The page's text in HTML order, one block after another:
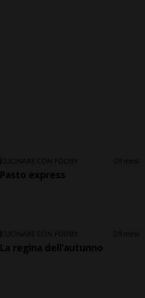
CUCINARE CON FOOBY 9 mesi
Pasto express
CUCINARE CON FOOBY 9 mesi
La regina dell’autunno